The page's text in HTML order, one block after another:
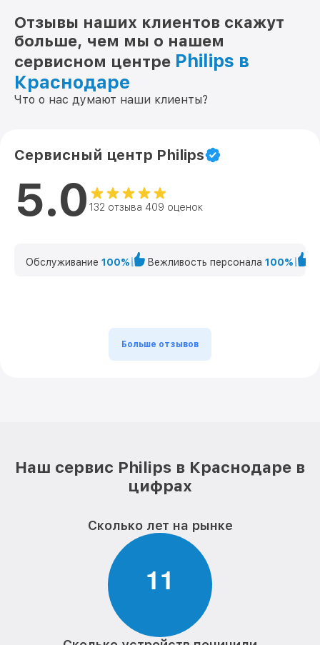
Отзывы наших клиентов скажут
больше, чем мы о нашем
сервисном центре Philips в
Краснодаре
Что о нас думают наши клиенты?
Сервисный центр Philips
5.0 132 отзыва 409 оценок
Обслуживание 100% Вежливость персонала 100%
Больше отзывов
Наш сервис Philips в Краснодаре в
цифрах
Сколько лет на рынке
11